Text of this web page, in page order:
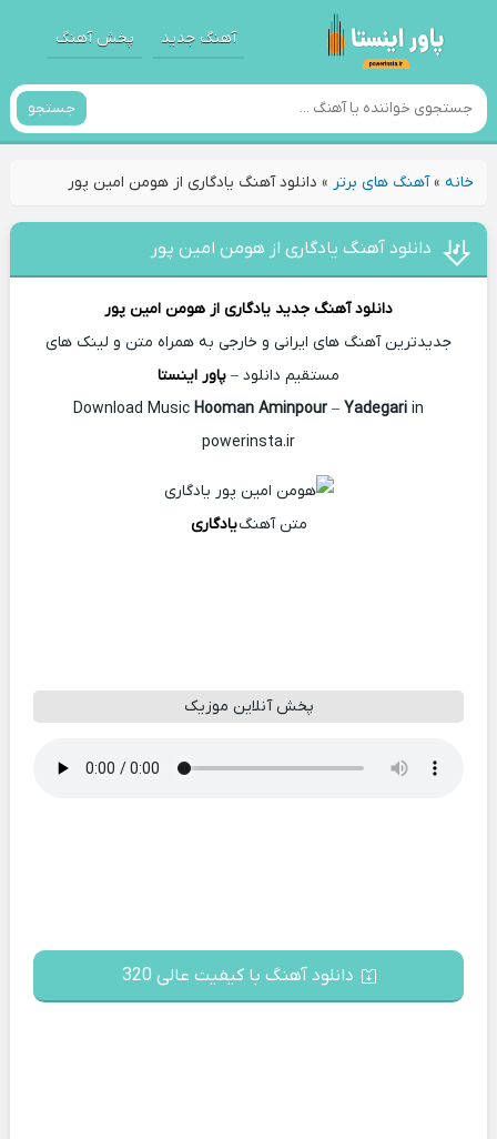
آهنگ جدید پخش آهنگ
جستجو
خانه»آهنگ های برتر » دانلود آهنگ یادگاری از هومن امین پور
دانلود آهنگ یادگاری از هومن امین پور
دانلود آهنگ جدید یادگاری از هومن امین پور
جدیدترین آهنگ های ایرانی و خارجی به همراه متن و لینک های
مستقیم دانلود – پاور اینستا
Hooman Aminpour– Yadegari in
powerinsta.ir
متن آهنگیادگاری
پخش آنلاین موزیک
دانلود آهنگ با کیفیت عالی 320